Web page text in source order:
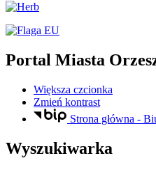
Portal Miasta
Większa czcionka
Zmień kontrast
Strona główna -
Wyszukiwarka